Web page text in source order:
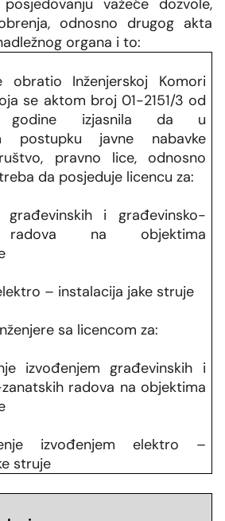
važeće dozvole,
odnosno drugog akta
organa i to:
obratio Inženjerskoj Komori
se aktom broj 01-2151/3 od
godine izjasnila da u
postupku javne nabavke
pravno lice, odnosno
da posjeduje licencu za:
i građevinsko-
radova na objektima
– instalacija jake struje
sa licencom za:
izvođenjem građevinskih i
radova na objektima
izvođenjem elektro –
struje